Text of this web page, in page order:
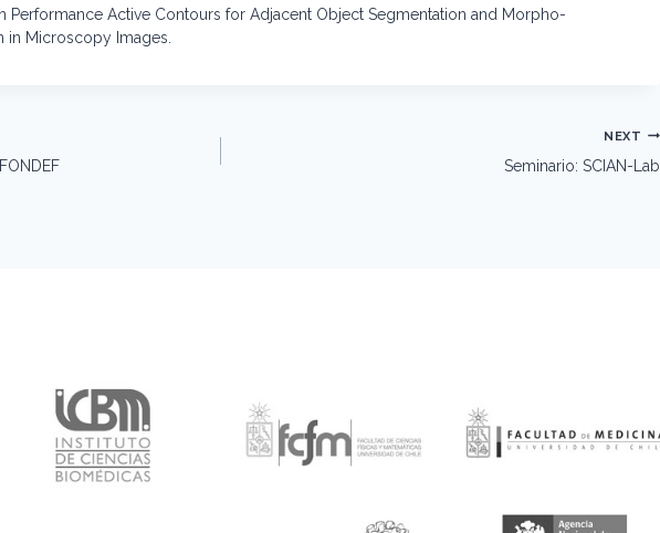
Performance Active Contours for Adjacent Object Segmentation and Morpho-
in Microscopy Images.
NEXT
Seminario: SCIAN-Lab